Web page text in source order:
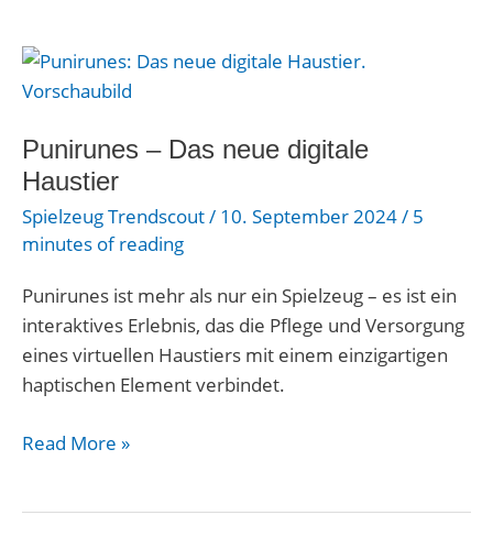
Punirunes – Das neue digitale
Haustier
Spielzeug Trendscout/ 10. September 2024/ 5
minutes of reading
Punirunes ist mehr als nur ein Spielzeug – es ist ein
interaktives Erlebnis, das die Pflege und Versorgung
eines virtuellen Haustiers mit einem einzigartigen
haptischen Element verbindet.
Punirunes
–
neue
digitale
Haustier
Read More »